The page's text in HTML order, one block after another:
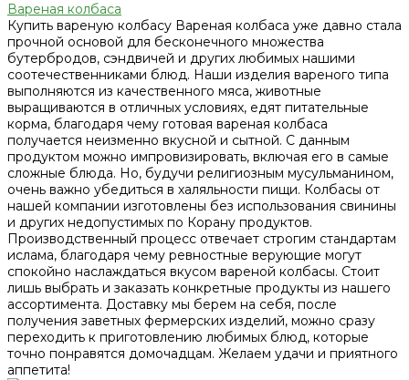
Вареная колбаса
Купить вареную колбасу Вареная колбаса уже давно стала
прочной основой для бесконечного множества
бутербродов, сэндвичей и других любимых нашими
соотечественниками блюд. Наши изделия вареного типа
выполняются из качественного мяса, животные
выращиваются в отличных условиях, едят питательные
корма, благодаря чему готовая вареная колбаса
получается неизменно вкусной и сытной. С данным
продуктом можно импровизировать, включая его в самые
сложные блюда. Но, будучи религиозным мусульманином,
очень важно убедиться в халяльности пищи. Колбасы от
нашей компании изготовлены без использования свинины
и других недопустимых по Корану продуктов.
Производственный процесс отвечает строгим стандартам
ислама, благодаря чему ревностные верующие могут
спокойно наслаждаться вкусом вареной колбасы. Стоит
лишь выбрать и заказать конкретные продукты из нашего
ассортимента. Доставку мы берем на себя, после
получения заветных фермерских изделий, можно сразу
переходить к приготовлению любимых блюд, которые
точно понравятся домочадцам. Желаем удачи и приятного
аппетита!